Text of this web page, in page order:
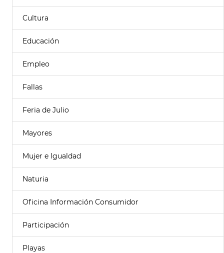
Cultura
Educación
Empleo
Fallas
Feria de Julio
Mayores
Mujer e Igualdad
Naturia
Oficina Información Consumidor
Participación
Playas